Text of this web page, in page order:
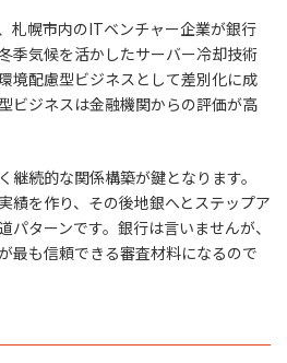
札幌市内のITベンチャー企業が銀行
季気候を活かしたサーバー冷却技術
境配慮型ビジネスとして差別化に成
ビジネスは金融機関からの評価が高
継続的な関係構築が鍵となります。
績を作り、その後地銀へとステップア
パターンです。銀行は言いませんが、
最も信頼できる審査材料になるので